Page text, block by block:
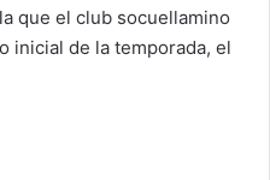
que el club socuellamino
inicial de la temporada, el